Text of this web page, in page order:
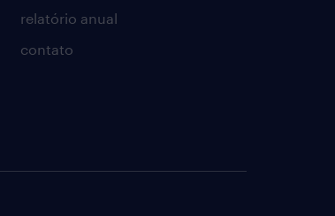
relatório anual
contato